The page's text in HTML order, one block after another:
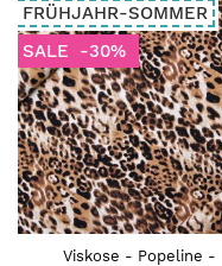
FRÜHJAHR-SOMMER
SALE
-30%
Viskose - Popeline -